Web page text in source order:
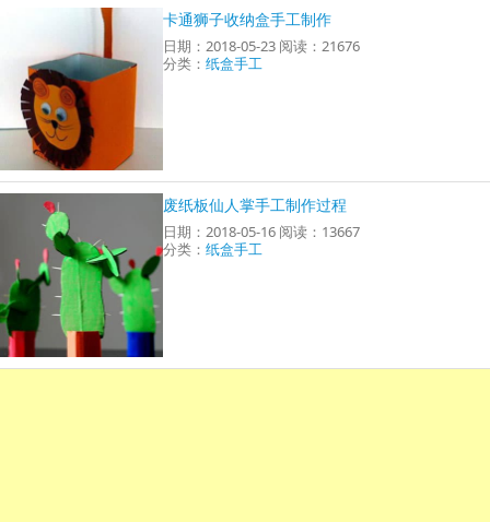
卡通狮子收纳盒手工制作
日期：2018-05-23 阅读：21676
分类：纸盒手工
废纸板仙人掌手工制作过程
日期：2018-05-16 阅读：13667
分类：纸盒手工